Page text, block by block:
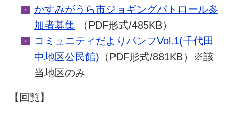
かすみがうら市ジョギングパトロール参
加者募集 （PDF形式/485KB）
コミュニティだよりパンフVol.1(千代田
中地区公民館) （PDF形式/881KB）※該
当地区のみ
【回覧】